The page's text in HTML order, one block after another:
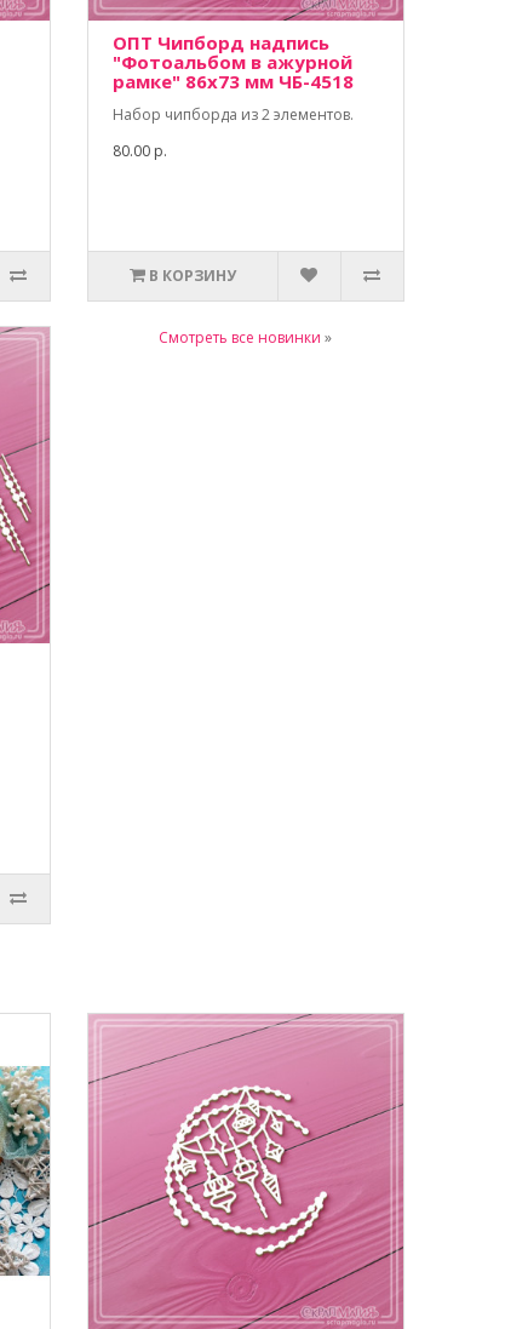
ОПТ Чипборд надпись
"Фотоальбом в ажурной
рамке" 86х73 мм ЧБ-4518
Набор чипборда из 2 элементов.
80.00 р.
В КОРЗИНУ
Смотреть все новинки »